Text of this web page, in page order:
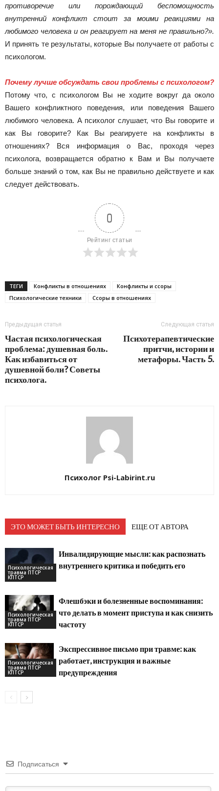
противоречие или порождающий беспомощность
внутренний конфликт стоит за моими реакциями на
любимого человека и он реагирует на меня не правильно?».
И принять те результаты, которые Вы получаете от работы с
психологом.
Почему лучше обсуждать свои проблемы с психологом?
Потому что, с психологом Вы не ходите вокруг да около
Вашего конфликтного поведения, или поведения Вашего
любимого человека. А психолог слушает, что Вы говорите и
как Вы говорите? Как Вы реагируете на конфликты в
отношениях? Вся информация о Вас, проходя через
психолога, возвращается обратно к Вам и Вы получаете
больше знаний о том, как Вы не правильно действуете и как
следует действовать.
0
Рейтинг статьи
ТЕГИ Конфликты в отношениях
Конфликты и ссоры
Психологические техники
Ссоры в отношениях
Предыдущая статья
Частая психологическая
проблема: душевная боль.
Как избавиться от
душевной боли? Советы
психолога.
Следующая статья
Психотерапевтические
притчи, истории и
метафоры. Часть 5.
Психолог Psi-Labirint.ru
ЭТО МОЖЕТ БЫТЬ ИНТЕРЕСНО ЕЩЕ ОТ АВТОРА
Психологическая
травма ПТСР
КПТСР
Инвалидирующие мысли: как распознать
внутреннего критика и победить его
Психологическая
травма ПТСР
КПТСР
Флешбэки и болезненные воспоминания:
что делать в момент приступа и как снизить
частоту
Психологическая
травма ПТСР
КПТСР
Экспрессивное письмо при травме: как
работает, инструкция и важные
предупреждения
Подписаться